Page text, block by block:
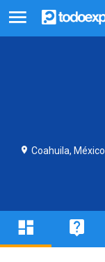
Coahuila, México